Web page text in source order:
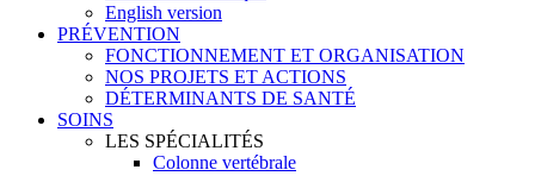
English version
PRÉVENTION
FONCTIONNEMENT ET ORGANISATION
NOS PROJETS ET ACTIONS
DÉTERMINANTS DE SANTÉ
SOINS
LES SPÉCIALITÉS
Colonne vertébrale